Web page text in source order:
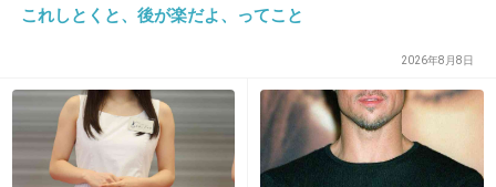
この元記事の人は気が利く
グチャグチャに入れて2カゴに入れてあるとレジの人もかき分けて、商品を横に
まあ、レジの人が要領が悪くて迷い過ぎて横から見ててイライラ💢する
+2
これしとくと、後が楽だよ、ってこと
2026年8月8日